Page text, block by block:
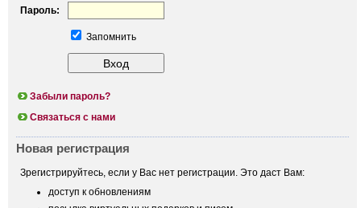
Пароль:
Запомнить
Забыли пароль?
Связаться с нами
Новая регистрация
Зрегистрируйтесь, если у Вас нет регистрации. Это даст Вам:
доступ к обновлениям